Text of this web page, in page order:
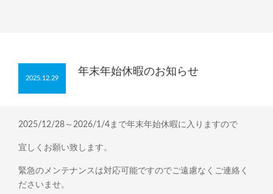
2025.12.29
年末年始休暇のお知らせ
2025/12/28～2026/1/4まで年末年始休暇に入りますので
宜しくお願い致します。
緊急のメンテナンスは対応可能ですのでご遠慮なくご連絡く
ださいませ。